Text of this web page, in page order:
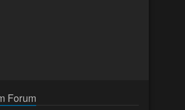
Forum